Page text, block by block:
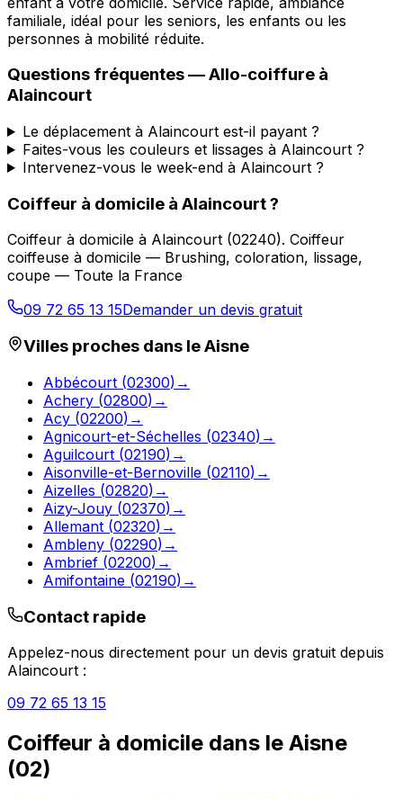
familiale, idéal pour les seniors, les enfants ou les
personnes à mobilité réduite.
Questions fréquentes —Allo-coiffure à
Alaincourt
Le déplacement à Alaincourt est-il payant ?
Faites-vous les couleurs et lissages à Alaincourt ?
Intervenez-vous le week-end à Alaincourt ?
Coiffeur à domicile à Alaincourt?
Coiffeur à domicile à Alaincourt (02240). Coiffeur
coiffeuse à domicile — Brushing, coloration, lissage,
coupe — Toute la France
09 72 65 13 15Demander un devis gratuit
Villes proches dans leAisne
Abbécourt (02300) →
Achery (02800) →
Acy (02200) →
Agnicourt-et-Séchelles (02340) →
Aguilcourt (02190) →
Aisonville-et-Bernoville (02110) →
Aizelles (02820) →
Aizy-Jouy (02370) →
Allemant (02320) →
Ambleny (02290) →
Ambrief (02200) →
Amifontaine (02190) →
Contact rapide
Appelez-nous directement pour un devis gratuit depuis
Alaincourt :
09 72 65 13 15
Coiffeur à domicile dans le Aisne
(02)